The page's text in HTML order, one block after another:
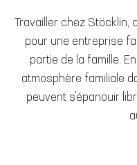
Travailler chez Stöcklin,
pour une entreprise
partie de la famille.
atmosphère familiale
peuvent s'épanouir